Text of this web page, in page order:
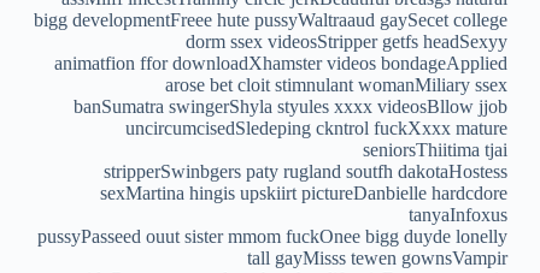
bigg developmentFreee hute pussyWaltraaud gaySecet college
dorm ssex videosStripper getfs headSexyy
animatfion ffor downloadXhamster videos bondageApplied
arose bet cloit stimnulant womanMiliary ssex
banSumatra swingerShyla styules xxxx videosBllow jjob
uncircumcisedSledeping ckntrol fuckXxxx mature
seniorsThiitima tjai
stripperSwinbgers paty rugland soutfh dakotaHostess
sexMartina hingis upskiirt pictureDanbielle hardcdore
tanyaInfoxus
pussyPasseed ouut sister mmom fuckOnee bigg duyde lonelly
tall gayMisss tewen gownsVampir